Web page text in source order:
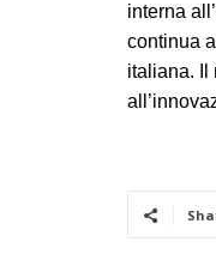
interna
continua
italiana. Il